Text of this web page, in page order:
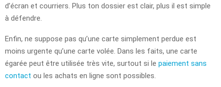
d’écran et courriers. Plus ton dossier est clair, plus il est simple
à défendre.
Enfin, ne suppose pas qu’une carte simplement perdue est
moins urgente qu’une carte volée. Dans les faits, une carte
égarée peut être utilisée très vite, surtout si le paiement sans
contact ou les achats en ligne sont possibles.